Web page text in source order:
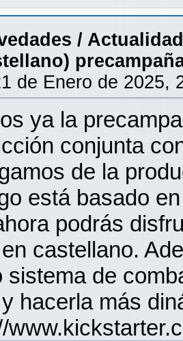
/ Actualidad
de Enero de 2025,
ya la
conjunta
de la
está basado
podrás
castellano.
sistema de
hacerla más